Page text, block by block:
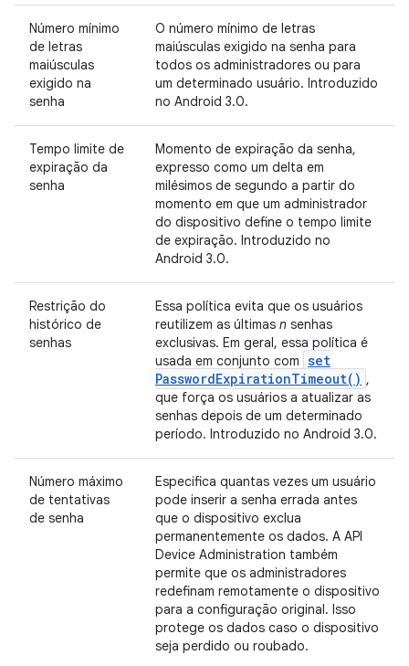
Número mínimo
de letras
maiúsculas
exigido na
senha
O número mínimo de letras
maiúsculas exigido na senha para
todos os administradores ou para
um determinado usuário. Introduzido
no Android 3.0.
Tempo limite de
expiração da
senha
Momento de expiração da senha,
expresso como um delta em
milésimos de segundo a partir do
momento em que um administrador
do dispositivo define o tempo limite
de expiração. Introduzido no
Android 3.0.
Restrição do
histórico de
senhas
Essa política evita que os usuários
reutilizem as últimas n senhas
exclusivas. Em geral, essa política é
usada em conjunto com set
PasswordExpirationTimeout( ) ,
que força os usuários a atualizar as
senhas depois de um determinado
período. Introduzido no Android 3.0.
Número máximo
de tentativas
de senha
Especifica quantas vezes um usuário
pode inserir a senha errada antes
que o dispositivo exclua
permanentemente os dados. A API
Device Administration também
permite que os administradores
redefinam remotamente o dispositivo
para a configuração original. Isso
protege os dados caso o dispositivo
seja perdido ou roubado.